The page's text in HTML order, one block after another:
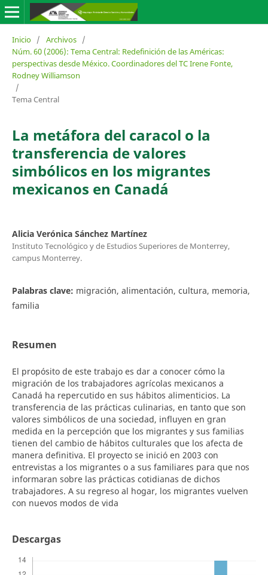
Inicio / Archivos /
Núm. 60 (2006): Tema Central: Redefinición de las Américas:
perspectivas desde México. Coordinadores del TC Irene Fonte,
Rodney Williamson
/
Tema Central
La metáfora del caracol o la
transferencia de valores
simbólicos en los migrantes
mexicanos en Canadá
Alicia Verónica Sánchez Martínez
Instituto Tecnológico y de Estudios Superiores de Monterrey,
campus Monterrey.
Palabras clave: migración, alimentación, cultura, memoria,
familia
Resumen
El propósito de este trabajo es dar a conocer cómo la
migración de los trabajadores agrícolas mexicanos a
Canadá ha repercutido en sus hábitos alimenticios. La
transferencia de las prácticas culinarias, en tanto que son
valores simbólicos de una sociedad, influyen en gran
medida en la percepción que los migrantes y sus familias
tienen del cambio de hábitos culturales que los afecta de
manera definitiva. El proyecto se inició en 2003 con
entrevistas a los migrantes o a sus familiares para que nos
informaran sobre las prácticas cotidianas de dichos
trabajadores. A su regreso al hogar, los migrantes vuelven
con nuevos modos de vida
Descargas